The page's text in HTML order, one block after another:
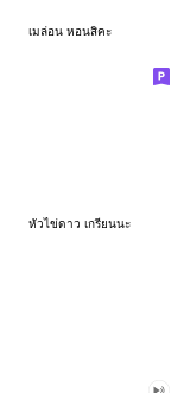
เมล่อน หอนสิคะ
หัวไข่ดาว เกรียนนะ